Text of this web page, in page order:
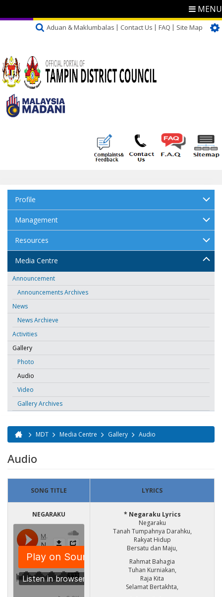
MENU
Aduan & Maklumbalas Contact Us FAQ Site Map
Profile
Management
Resources
Media Centre
Announcement
Announcements Archives
News
News Archieve
Activities
Gallery
Photo
Audio
Video
Gallery Archives
You are here
MDT Media Centre Gallery Audio
Audio
SONG TITLE LYRICS
NEGARAKU
* Negaraku Lyrics
Negaraku
Tanah Tumpahnya Darahku,
Rakyat Hidup
Bersatu dan Maju,
Rahmat Bahagia
Tuhan Kurniakan,
Raja Kita
Selamat Bertakhta,